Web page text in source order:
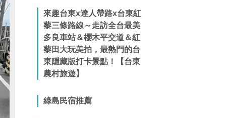
來趣台東x達人帶路x台東紅
藜三條路線～走訪全台最美
多良車站＆櫻木平交道＆紅
藜田大玩美拍，最熱門的台
東隱藏版打卡景點！【台東
農村旅遊】
綠島民宿推薦